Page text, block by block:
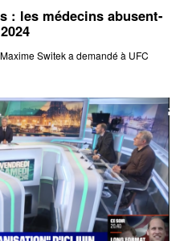
: les médecins abusent-
Switek a demandé à UFC